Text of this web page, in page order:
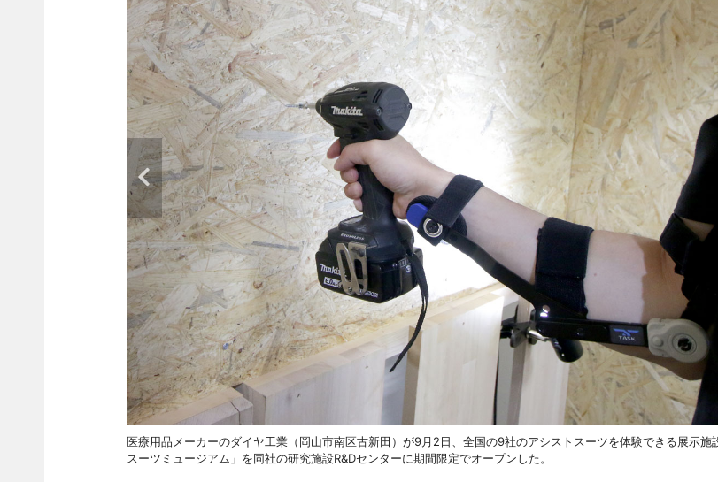
医療用品メーカーのダイヤ工業（岡山市南区古新田）が9月2日、全国の9社のアシストスーツを体験できる展示施
スーツミュージアム」を同社の研究施設R&Dセンターに期間限定でオープンした。